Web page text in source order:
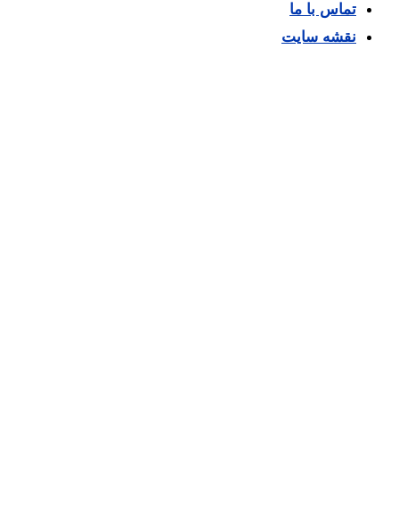
تماس با ما
نقشه سایت